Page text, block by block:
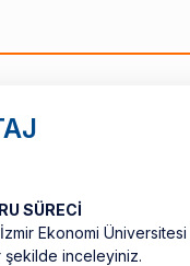
SÜRECİ
Ekonomi Üniversitesi
şekilde inceleyiniz.